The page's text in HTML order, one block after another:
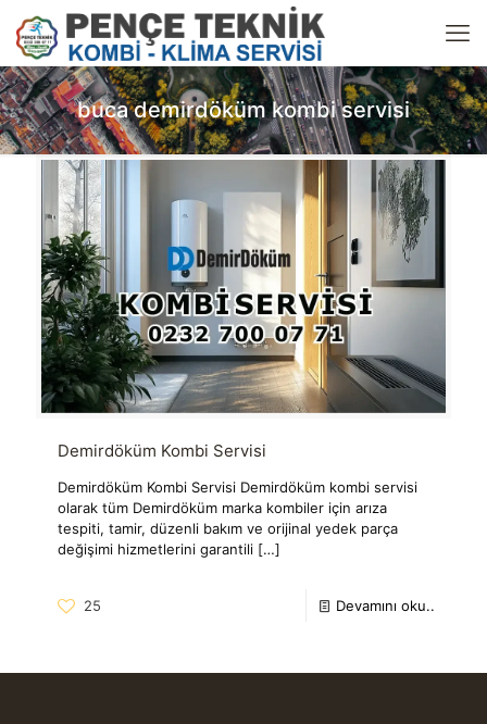
buca demirdöküm kombi servisi
Demirdöküm Kombi Servisi
Demirdöküm Kombi Servisi Demirdöküm kombi servisi
olarak tüm Demirdöküm marka kombiler için arıza
tespiti, tamir, düzenli bakım ve orijinal yedek parça
değişimi hizmetlerini garantili […]
25 Devamını oku..